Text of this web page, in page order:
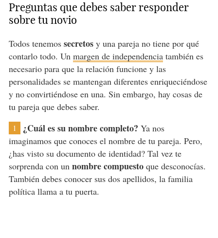
Preguntas que debes saber responder
sobre tu novio
Todos tenemos secretosy una pareja no tiene por qué
contarlo todo. Un margen de independenciatambién es
necesario para que la relación funcione y las
personalidades se mantengan diferentes enriqueciéndose
y no convirtiéndose en una. Sin embargo, hay cosas de
tu pareja que debes saber.
1 ¿Cuál es su nombre completo? Ya nos
imaginamos que conoces el nombre de tu pareja. Pero,
¿has visto su documento de identidad? Tal vez te
sorprenda con un nombre compuestoque desconocías.
También debes conocer sus dos apellidos, la familia
política llama a tu puerta.